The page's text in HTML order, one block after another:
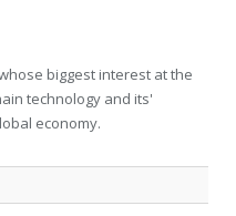
biggest interest at the
technology and its'
economy.